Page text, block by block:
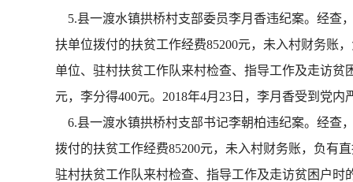
5.县一渡水镇拱桥村支部委员李月香违纪案。经查
扶单位拨付的扶贫工作经费85200元，未入村财务账
单位、驻村扶贫工作队来村检查、指导工作及走访
元，李分得400元。2018年4月23日，李月香受到党内
6.县一渡水镇拱桥村支部书记李朝柏违纪案。经查
拨付的扶贫工作经费85200元，未入村财务账，负有
驻村扶贫工作队来村检查、指导工作及走访贫困户